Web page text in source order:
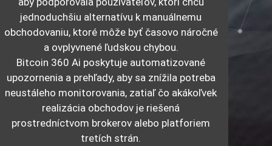
jednoduchšiu alternatívu k manuálnemu
obchodovaniu, ktoré môže byť časovo náročné
a ovplyvnené ľudskou chybou.
Bitcoin 360 Ai poskytuje automatizované
upozornenia a prehľady, aby sa znížila potreba
neustáleho monitorovania, zatiaľ čo akákoľvek
realizácia obchodov je riešená
prostredníctvom brokerov alebo platforiem
tretích strán.